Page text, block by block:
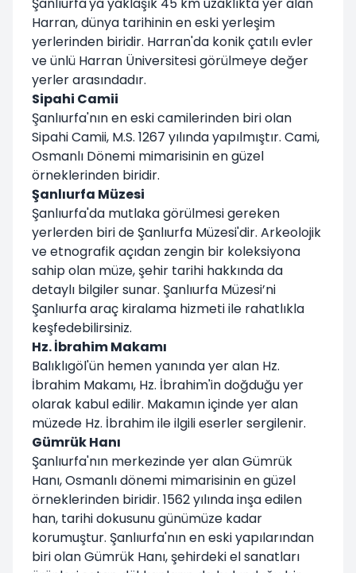
Harran, dünya tarihinin en eski yerleşim
yerlerinden biridir. Harran'da konik çatılı evler
ve ünlü Harran Üniversitesi görülmeye değer
yerler arasındadır.
Sipahi Camii
Şanlıurfa'nın en eski camilerinden biri olan
Sipahi Camii, M.S. 1267 yılında yapılmıştır. Cami,
Osmanlı Dönemi mimarisinin en güzel
örneklerinden biridir.
Şanlıurfa Müzesi
Şanlıurfa'da mutlaka görülmesi gereken
yerlerden biri de Şanlıurfa Müzesi'dir. Arkeolojik
ve etnografik açıdan zengin bir koleksiyona
sahip olan müze, şehir tarihi hakkında da
detaylı bilgiler sunar. Şanlıurfa Müzesi’ni
Şanlıurfa araç kiralama hizmeti ile rahatlıkla
keşfedebilirsiniz.
Hz. İbrahim Makamı
Balıklıgöl'ün hemen yanında yer alan Hz.
İbrahim Makamı, Hz. İbrahim'in doğduğu yer
olarak kabul edilir. Makamın içinde yer alan
müzede Hz. İbrahim ile ilgili eserler sergilenir.
Gümrük Hanı
Şanlıurfa'nın merkezinde yer alan Gümrük
Hanı, Osmanlı dönemi mimarisinin en güzel
örneklerinden biridir. 1562 yılında inşa edilen
han, tarihi dokusunu günümüze kadar
korumuştur. Şanlıurfa'nın en eski yapılarından
biri olan Gümrük Hanı, şehirdeki el sanatları